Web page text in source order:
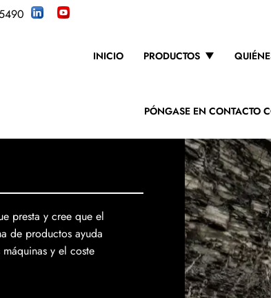
INICIO PRODUCTOS
PÓNGASE EN CONTACTO
presta y cree que el
de productos ayuda
y el coste